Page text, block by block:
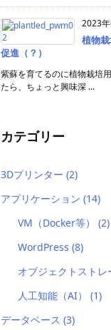
2023
植物
促進（？）
紫蘇を育てるのに植物栽培
たら、ちょっと興味深 ...
カテゴリー
3Dプリンター (2)
アプリケーション (14)
VM（Docker等）(2)
WordPress(8)
オブジェクトスト
人工知能（AI）(1)
データベース (3)